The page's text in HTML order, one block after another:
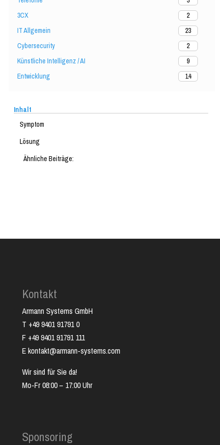
3CX
2
IT Allgemein
23
Cybersecurity
2
Künstliche Intelligenz / AI
9
Entwicklung
14
Inhalt
Symptom
Lösung
Ähnliche Beiträge:
Kontakt
Armann Systems GmbH
T +49 9401 91791 0
F +49 9401 91791 111
E kontakt@armann-systems.com
Wir sind für Sie da!
Mo-Fr 08:00 – 17:00 Uhr
Sponsoring